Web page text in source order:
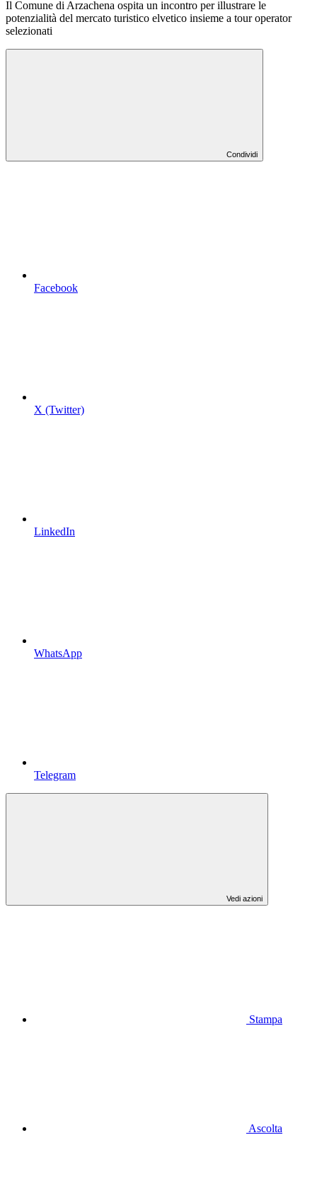
Il Comune di Arzachena ospita un incontro per illustrare le
potenzialità del mercato turistico elvetico insieme a tour operator
selezionati
Condividi
Facebook
X (Twitter)
LinkedIn
WhatsApp
Telegram
Vedi azioni
Stampa
Ascolta